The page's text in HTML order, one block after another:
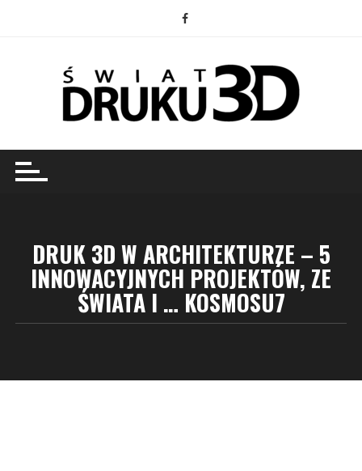
DRUK 3D W ARCHITEKTURZE – 5
INNOWACYJNYCH PROJEKTÓW, ZE
ŚWIATA I … KOSMOSU7